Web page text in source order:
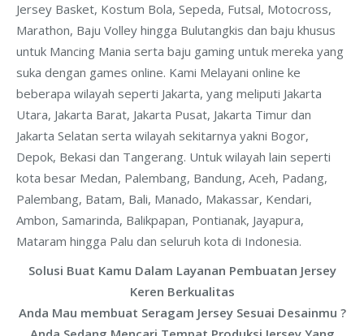
Jersey Basket, Kostum Bola, Sepeda, Futsal, Motocross,
Marathon, Baju Volley hingga Bulutangkis dan baju khusus
untuk Mancing Mania serta baju gaming untuk mereka yang
suka dengan games online. Kami Melayani online ke
beberapa wilayah seperti Jakarta, yang meliputi Jakarta
Utara, Jakarta Barat, Jakarta Pusat, Jakarta Timur dan
Jakarta Selatan serta wilayah sekitarnya yakni Bogor,
Depok, Bekasi dan Tangerang. Untuk wilayah lain seperti
kota besar Medan, Palembang, Bandung, Aceh, Padang,
Palembang, Batam, Bali, Manado, Makassar, Kendari,
Ambon, Samarinda, Balikpapan, Pontianak, Jayapura,
Mataram hingga Palu dan seluruh kota di Indonesia.
Solusi Buat Kamu Dalam Layanan Pembuatan Jersey
Keren Berkualitas
Anda Mau membuat Seragam Jersey Sesuai Desainmu ?